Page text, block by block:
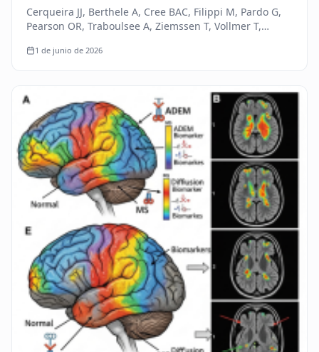
Cerqueira JJ, Berthele A, Cree BAC, Filippi M, Pardo G,
Pearson OR, Traboulsee A, Ziemssen T, Vollmer T,
Schneble HM, Thanei…
1 de junio de 2026